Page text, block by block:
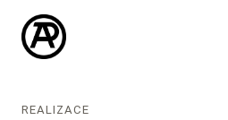
REALIZACE